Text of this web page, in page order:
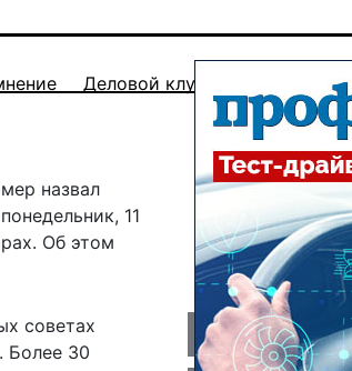
Деловой клуб
назвал
11
Об этом
советах
Более 30